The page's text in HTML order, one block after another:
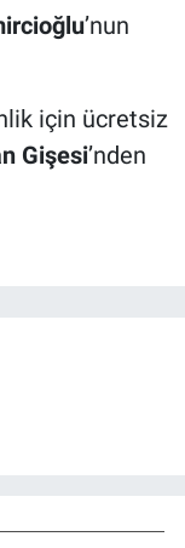
’nun
için ücretsiz
Gişesi’nden